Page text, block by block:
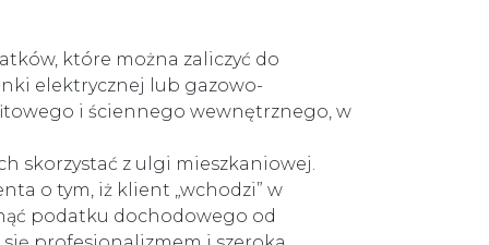
które można zaliczyć do
elektrycznej lub gazowo-
i ściennego wewnętrznego, w
skorzystać z ulgi mieszkaniowej.
o tym, iż klient „wchodzi” w
podatku dochodowego od